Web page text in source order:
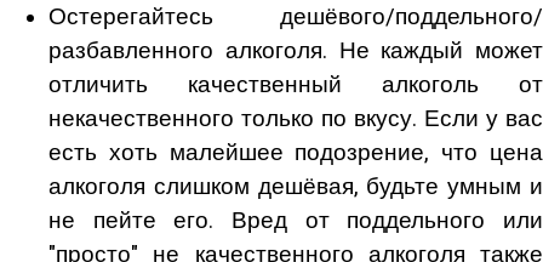
Остерегайтесь дешёвого/поддельного/
разбавленного алкоголя. Не каждый может
отличить качественный алкоголь от
некачественного только по вкусу. Если у вас
есть хоть малейшее подозрение, что цена
алкоголя слишком дешёвая, будьте умным и
не пейте его. Вред от поддельного или
"просто" не качественного алкоголя также